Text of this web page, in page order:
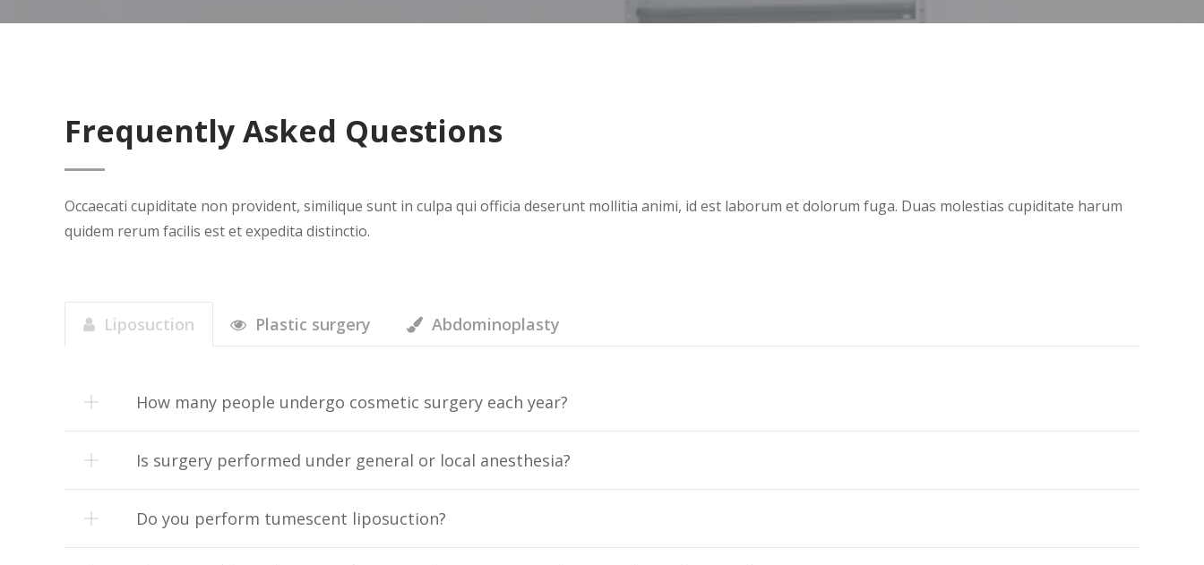
Frequently Asked Questions
Occaecati cupiditate non provident, similique sunt in culpa qui officia deserunt mollitia animi, id est laborum et dolorum fuga. Duas molestias cupiditate harum
quidem rerum facilis est et expedita distinctio.
Liposuction Plastic surgery Abdominoplasty
How many people undergo cosmetic surgery each year?
Is surgery performed under general or local anesthesia?
Do you perform tumescent liposuction?